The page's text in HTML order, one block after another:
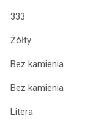
333
Żółty
Bez kamienia
Bez kamienia
Litera